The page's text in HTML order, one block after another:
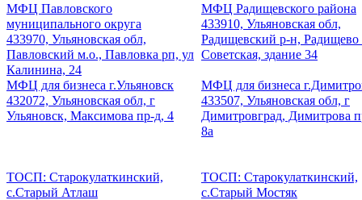
МФЦ Павловского
муниципального округа
433970, Ульяновская обл,
Павловский м.о., Павловка рп, ул
Калинина, 24
МФЦ Радищевского района
433910, Ульяновская обл,
Радищевский р-н, Радищево
Советская, здание 34
МФЦ для бизнеса г.Ульяновск
432072, Ульяновская обл, г
Ульяновск, Максимова пр-д, 4
МФЦ для бизнеса
433507, Ульяновская обл, г
Димитровград, Димитрова
8а
ТОСП: Старокулаткинский,
с.Старый Атлаш
ТОСП: Старокулаткинский,
с.Старый Мостяк